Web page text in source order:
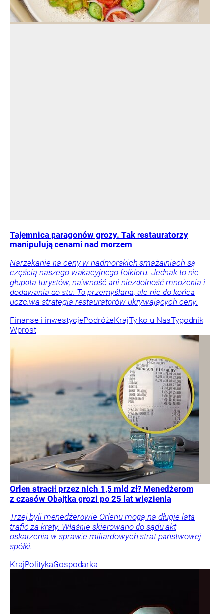
Tajemnica paragonów grozy. Tak restauratorzy
manipulują cenami nad morzem
Narzekanie na ceny w nadmorskich smażalniach są
częścią naszego wakacyjnego folkloru. Jednak to nie
głupota turystów, naiwność ani niezdolność mnożenia i
dodawania do stu. To przemyślana, ale nie do końca
uczciwa strategia restauratorów ukrywających ceny.
Finanse i inwestycjePodróżeKrajTylko u NasTygodnik
Wprost
Orlen stracił przez nich 1,5 mld zł? Menedżerom
z czasów Obajtka grozi po 25 lat więzienia
Trzej byli menedżerowie Orlenu mogą na długie lata
trafić za kraty. Właśnie skierowano do sądu akt
oskarżenia w sprawie miliardowych strat państwowej
spółki.
KrajPolitykaGospodarka